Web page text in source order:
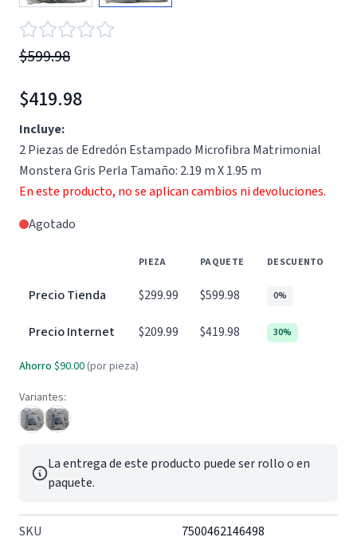
$599.98
$419.98
Incluye:
2 Piezas de Edredón Estampado Microfibra Matrimonial
Monstera Gris Perla Tamaño: 2.19 m X 1.95 m
En este producto, no se aplican cambios ni devoluciones.
Agotado
PIEZA PAQUETE DESCUENTO
Precio Tienda $299.99 $599.98 0%
Precio Internet $209.99 $419.98 30%
Ahorro $90.00 (por pieza)
Variantes:
La entrega de este producto puede ser rollo o en
paquete.
SKU
7500462146498